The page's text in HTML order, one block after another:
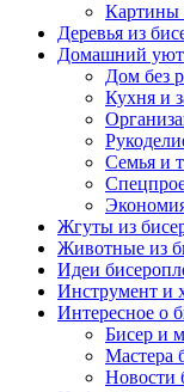
Картины
Деревья из
Домашний уют
Дом без
Кухня и
Семья и
Жгуты из
Животные из
Идеи
Инструмент и
Интересное о
Бисер и
Мастера
Новости